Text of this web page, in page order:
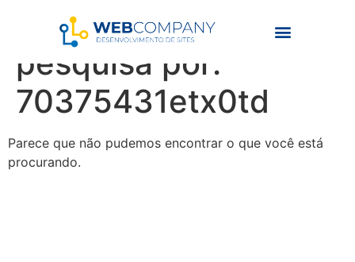
Resultados da
pesquisa por:
70375431etx0td
Parece que não pudemos encontrar o que você está
procurando.